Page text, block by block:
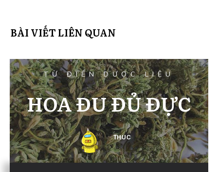
BÀI VIẾT LIÊN QUAN
TỪ ĐIỂN DƯỢC LIỆU
HOA ĐU ĐỦ ĐỰC
THUC